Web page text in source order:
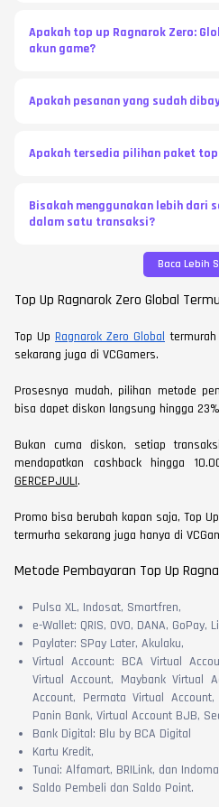
Apakah top up Ragnarok Zero:
akun game?
Apakah pesanan yang sudah
Apakah tersedia pilihan paket
Bisakah menggunakan lebih dari
dalam satu transaksi?
Baca Lebih
Top Up Ragnarok Zero Global
Top Up Ragnarok Zero Global
sekarang juga di VCGamers.
Prosesnya mudah, pilihan metode
bisa dapet diskon langsung hingga
Bukan cuma diskon, setiap
mendapatkan cashback hingga
GERCEPJULI.
Promo bisa berubah kapan saja, Top
termurha sekarang juga hanya di
Metode Pembayaran Top Up
Pulsa XL, Indosat, Smartfren,
e-Wallet: QRIS, OVO, DANA, GoPay,
Paylater: SPay Later, Akulaku,
Virtual Account: BCA Virtual
Virtual Account, Maybank Virtual
Account, Permata Virtual
Panin Bank, Virtual Account BJB,
Bank Digital: Blu by BCA Digital
Kartu Kredit,
Tunai: Alfamart, BRILink, dan
Saldo Pembeli dan Saldo Point.